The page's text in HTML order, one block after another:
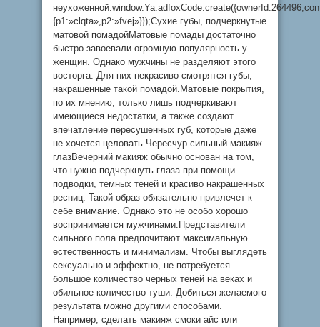
{p1:»clqta»,p2:»fvej»}});Сухие губы, подчеркнутые
матовой помадойМатовые помады достаточно
быстро завоевали огромную популярность у
женщин. Однако мужчины не разделяют этого
восторга. Для них некрасиво смотрятся губы,
накрашенные такой помадой.Матовые покрытия,
по их мнению, только лишь подчеркивают
имеющиеся недостатки, а также создают
впечатление пересушенных губ, которые даже
не хочется целовать.Чересчур сильный макияж
глазВечерний макияж обычно основан на том,
что нужно подчеркнуть глаза при помощи
подводки, темных теней и красиво накрашенных
ресниц. Такой образ обязательно привлечет к
себе внимание. Однако это не особо хорошо
воспринимается мужчинами.Представители
сильного пола предпочитают максимальную
естественность и минимализм. Чтобы выглядеть
сексуально и эффектно, не потребуется
большое количество черных теней на веках и
обильное количество туши. Добиться желаемого
результата можно другими способами.
Например, сделать макияж смоки айс или